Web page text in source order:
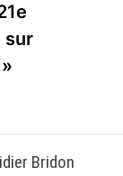
sur
Bridon